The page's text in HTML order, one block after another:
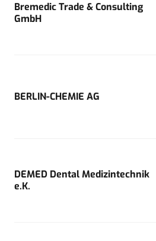
Bremedic Trade & Consulting
GmbH
BERLIN-CHEMIE AG
DEMED Dental Medizintechnik
e.K.